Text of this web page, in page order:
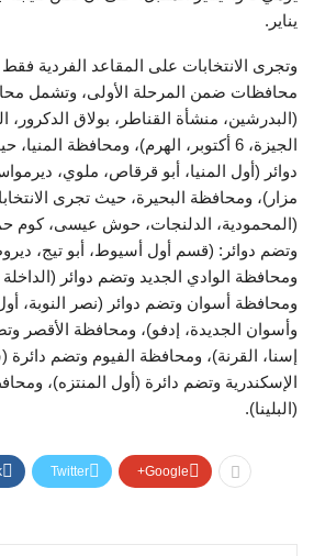
يناير.
محافظات ضمن المرحلة الأولى، وتشمل
(البدرشين، منشأة القناطر، بولاق الدكرور،
الجيزة، 6 أكتوبر، الهرم)، ومحافظة
دوائر (أول المنيا، أبو قرقاص، ملوي،
مزار)، ومحافظة البحيرة، حيث تجرى
(المحمودية، الدلنجات، حوش عيسى، كوم
وتضم دوائر: (قسم أول أسيوط، أبو تيج،
ومحافظة الوادي الجديد وتضم دوائر (الداخلة
ومحافظة أسوان وتضم دوائر (نصر النوبة،
وأسوان الجديدة، إدفو)، ومحافظة الأقصر
إسنا، القرنة)، ومحافظة الفيوم وتضم
الإسكندرية وتضم دائرة (أول المنتزه)،
(البلينا).
Twitter Google+